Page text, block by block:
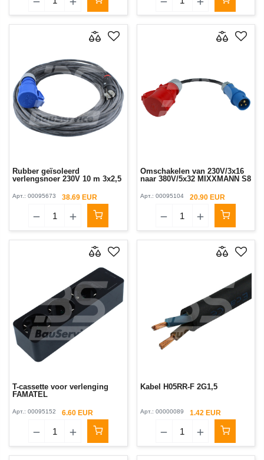
Rubber geïsoleerd
verlengsnoer 230V 10 m 3x2,5
Арт.: 00095673 38.69 EUR
Omschakelen van 230V/3x16
naar 380V/5x32 MIXXMANN S8
Арт.: 00095104 20.90 EUR
T-cassette voor verlenging
FAMATEL
Арт.: 00095152 6.60 EUR
Kabel H05RR-F 2G1,5
Арт.: 00000089 1.42 EUR